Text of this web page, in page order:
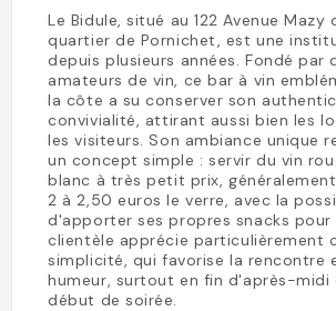
Le Bidule, situé au 122 Avenue Mazy
quartier de Pornichet, est une
depuis plusieurs années. Fondé par
amateurs de vin, ce bar à vin
la côte a su conserver son
convivialité, attirant aussi bien les
les visiteurs. Son ambiance unique
un concept simple : servir du vin
blanc à très petit prix,
2 à 2,50 euros le verre, avec la
d'apporter ses propres snacks pour
clientèle apprécie particulièrement
simplicité, qui favorise la rencontre
humeur, surtout en fin d'après-midi
début de soirée.